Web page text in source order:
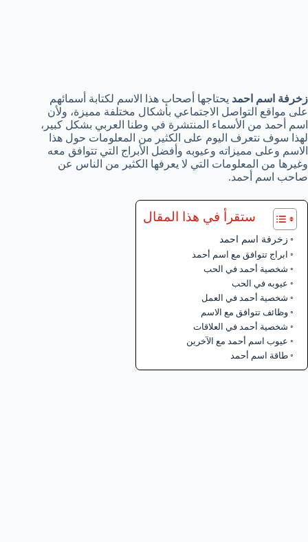
زخرفة اسم احمد يحتاجها أصحاب هذا الاسم لكتابة أسمائهم
على مواقع التواصل الاجتماعي بأشكال مختلفة مميزة، ولأن
اسم أحمد من الأسماء المنتشرة في وطنا العربي بشكل كبير،
لهذا سوف نتعرف اليوم على الكثير من المعلومات حول هذا
الاسم وعلى مميزاته وعيوبه وأفضل الأبراج التي تتوافق معه
وغيرها من المعلومات التي لا يعرفها الكثير من الناس عن
صاحب اسم أحمد.
ستقرأ في هذا المقال
زخرفة اسم احمد
ابراج تتوافق مع اسم أحمد
شخصية أحمد في الحب
عيوبه في الحب
شخصية أحمد في العمل
وظائف تتوافق مع الاسم
شخصية أحمد في العلاقات
عيوب اسم أحمد مع الآخرين
طاقة اسم أحمد